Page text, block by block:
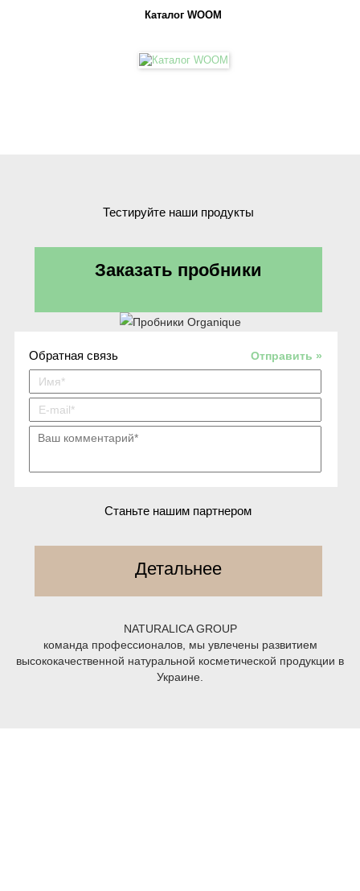
Каталог WOOM
Тестируйте наши продукты
Заказать пробники
Обратная связь Отправить »
Станьте нашим партнером
Детальнее
NATURALICA GROUP
команда профессионалов, мы увлечены развитием
высококачественной натуральной косметической продукции в
Украине.